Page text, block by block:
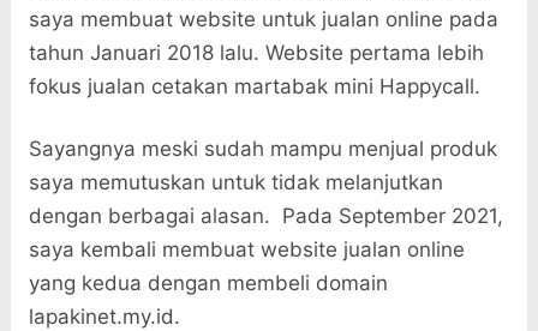
saya membuat website untuk jualan online pada
tahun Januari 2018 lalu. Website pertama lebih
fokus jualan cetakan martabak mini Happycall.
Sayangnya meski sudah mampu menjual produk
saya memutuskan untuk tidak melanjutkan
dengan berbagai alasan. Pada September 2021,
saya kembali membuat website jualan online
yang kedua dengan membeli domain
lapakinet.my.id.